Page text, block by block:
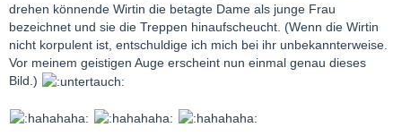
drehen könnende Wirtin die betagte Dame als junge Frau
bezeichnet und sie die Treppen hinaufscheucht. (Wenn die Wirtin
nicht korpulent ist, entschuldige ich mich bei ihr unbekannterweise.
Vor meinem geistigen Auge erscheint nun einmal genau dieses
Bild.)